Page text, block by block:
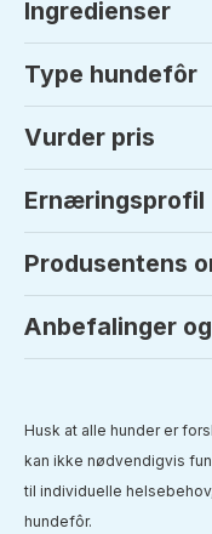
Ingredienser
Type hundefôr
Vurder pris
Ernæringsprofil
Produsentens
Anbefalinger
Husk at alle hunder er
kan ikke nødvendigvis
til individuelle
hundefôr.